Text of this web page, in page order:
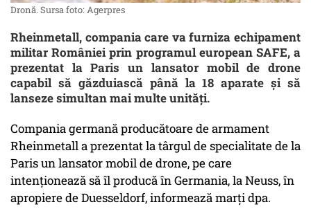
Dronă. Sursa foto: Agerpres
Rheinmetall, compania care va furniza echipament
militar României prin programul european SAFE, a
prezentat la Paris un lansator mobil de drone
capabil să găzduiască până la 18 aparate și să
lanseze simultan mai multe unități.
Compania germană producătoare de armament
Rheinmetall a prezentat la târgul de specialitate de la
Paris un lansator mobil de drone, pe care
intenţionează să îl producă în Germania, la Neuss, în
apropiere de Duesseldorf, informează marţi dpa.